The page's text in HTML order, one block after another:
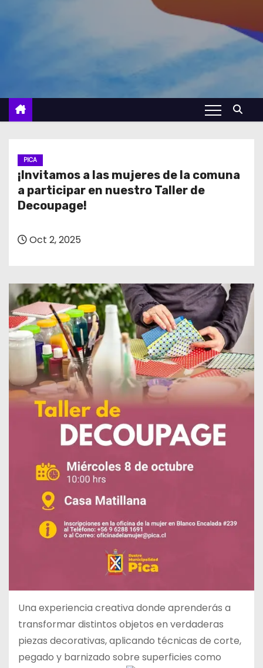
PICA
¡Invitamos a las mujeres de la comuna
a participar en nuestro Taller de
Decoupage!
Oct 2, 2025
Una experiencia creativa donde aprenderás a
transformar distintos objetos en verdaderas
piezas decorativas, aplicando técnicas de corte,
pegado y barnizado sobre superficies como